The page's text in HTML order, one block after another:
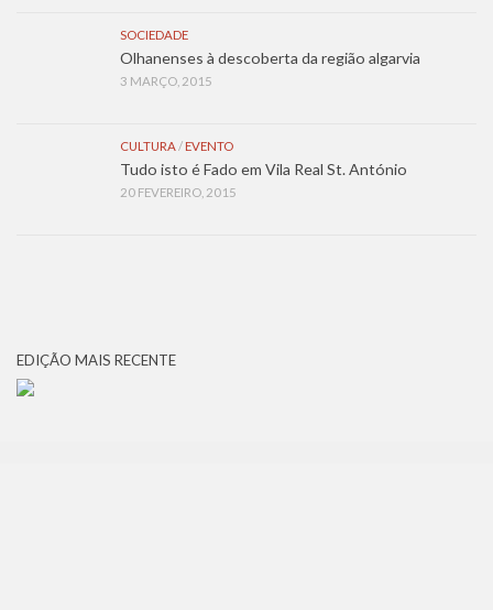
SOCIEDADE
Olhanenses à descoberta da região algarvia
3 MARÇO, 2015
CULTURA/ EVENTO
Tudo isto é Fado em Vila Real St. António
20 FEVEREIRO, 2015
EDIÇÃO MAIS RECENTE